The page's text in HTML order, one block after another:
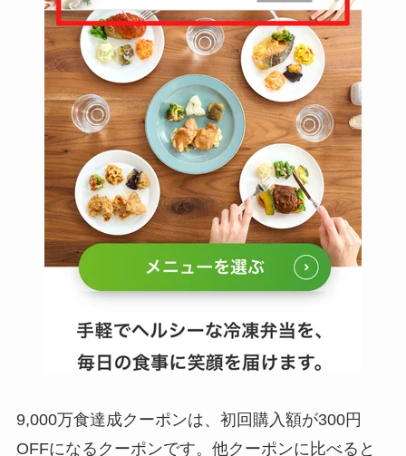
9,000万食達成クーポンは、初回購入額が300円
OFFになるクーポンです。他クーポンに比べると